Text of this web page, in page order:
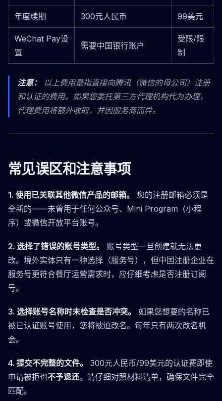
年度续期 300元人民币 99美元
WeChat Pay设
置
需要中国银行账户
受限/限
制
注意：
以上费用是指直接向腾讯（微信的母公司）注册
和认证的费用。如果您委托第三方代理机构代为办理，
代理费用将额外收取，并因服务商而异。
常见误区和注意事项
1. 使用已关联其他微信产品的邮箱。
您的注册邮箱必须是
全新的——未曾用于任何公众号、Mini Program（小程
序）或微信开放平台账号。
2. 选择了错误的账号类型。
账号类型一旦创建就无法更
改。境外实体只有一种选择（服务号），但中国注册企业在
服务号更符合餐厅运营需求时，应仔细考虑是否注册订阅
号。
3. 选择账号名称时未检查是否冲突。
如果您想要的名称已
被已认证账号使用，您将被迫改名。每年只有两次改名机
会。
4. 提交不完整的文件。
300元人民币/99美元的认证费即使
申请被拒也不予退还。请仔细对照材料清单，确保文件完全
匹配。